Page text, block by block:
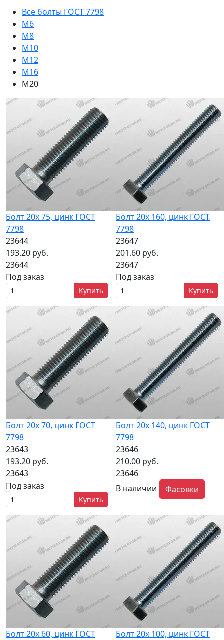
Все болты ГОСТ 7798
М6
М8
М10
М12
М16
М20
Болт 20х 75, цинк ГОСТ
7798
23644
193.20 руб.
23644
Под заказ
Купить
Болт 20х 160, цинк ГОСТ
7798
23647
201.60 руб.
23647
Под заказ
Купить
Болт 20х 70, цинк ГОСТ
7798
23643
193.20 руб.
23643
Под заказ
Купить
Болт 20х 140, цинк ГОСТ
7798
23646
210.00 руб.
23646
В наличии
Фасовки
Болт 20х 60, цинк ГОСТ
Болт 20х 100, цинк ГОСТ